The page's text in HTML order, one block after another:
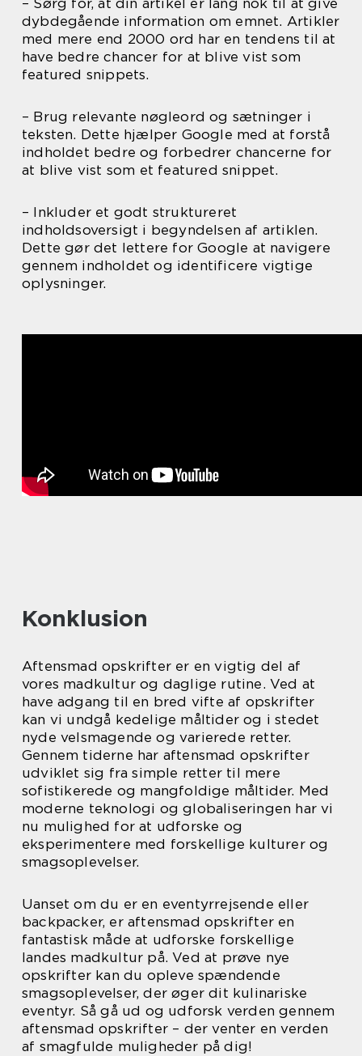
– Sørg for, at din artikel er lang nok til at give
dybdegående information om emnet. Artikler
med mere end 2000 ord har en tendens til at
have bedre chancer for at blive vist som
featured snippets.
– Brug relevante nøgleord og sætninger i
teksten. Dette hjælper Google med at forstå
indholdet bedre og forbedrer chancerne for
at blive vist som et featured snippet.
– Inkluder et godt struktureret
indholdsoversigt i begyndelsen af artiklen.
Dette gør det lettere for Google at navigere
gennem indholdet og identificere vigtige
oplysninger.
Konklusion
Aftensmad opskrifter er en vigtig del af
vores madkultur og daglige rutine. Ved at
have adgang til en bred vifte af opskrifter
kan vi undgå kedelige måltider og i stedet
nyde velsmagende og varierede retter.
Gennem tiderne har aftensmad opskrifter
udviklet sig fra simple retter til mere
sofistikerede og mangfoldige måltider. Med
moderne teknologi og globaliseringen har vi
nu mulighed for at udforske og
eksperimentere med forskellige kulturer og
smagsoplevelser.
Uanset om du er en eventyrrejsende eller
backpacker, er aftensmad opskrifter en
fantastisk måde at udforske forskellige
landes madkultur på. Ved at prøve nye
opskrifter kan du opleve spændende
smagsoplevelser, der øger dit kulinariske
eventyr. Så gå ud og udforsk verden gennem
aftensmad opskrifter – der venter en verden
af smagfulde muligheder på dig!